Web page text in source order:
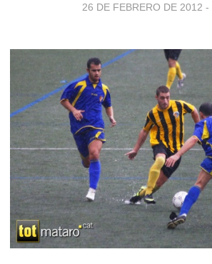
26 DE FEBRERO DE 2012 -